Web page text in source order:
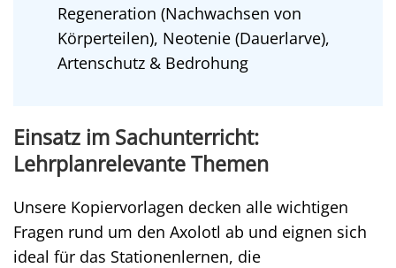
Regeneration (Nachwachsen von
Körperteilen), Neotenie (Dauerlarve),
Artenschutz & Bedrohung
Einsatz im Sachunterricht:
Lehrplanrelevante Themen
Unsere Kopiervorlagen decken alle wichtigen
Fragen rund um den Axolotl ab und eignen sich
ideal für das Stationenlernen, die